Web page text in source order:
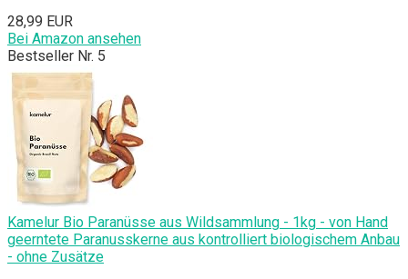
28,99 EUR
Bei Amazon ansehen
Bestseller Nr. 5
Kamelur Bio Paranüsse aus Wildsammlung - 1kg - von Hand
geerntete Paranusskerne aus kontrolliert biologischem Anbau
- ohne Zusätze